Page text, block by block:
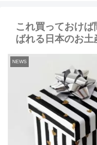
これ買っておけ
ばれる日本のお土
NEWS